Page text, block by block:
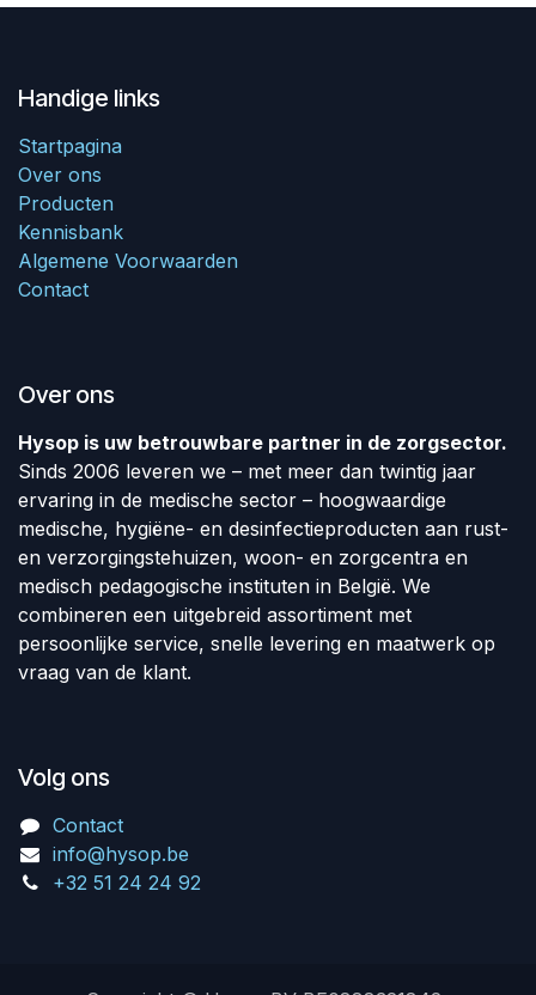
Handige links
Startpagina
Over ons
Producten
Kennisbank
Algemene Voorwaarden
Contact
Over ons
Hysop is uw betrouwbare partner in de zorgsector.
Sinds 2006 leveren we – met meer dan twintig jaar
ervaring in de medische sector – hoogwaardige
medische, hygiëne- en desinfectieproducten aan rust-
en verzorgingstehuizen, woon- en zorgcentra en
medisch pedagogische instituten in België. We
combineren een uitgebreid assortiment met
persoonlijke service, snelle levering en maatwerk op
vraag van de klant.
Volg ons
Contact
info@hysop.be
+32 51 24 24 92